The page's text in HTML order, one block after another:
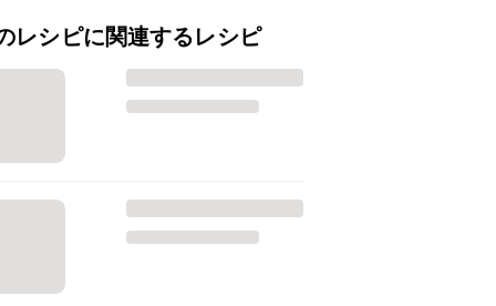
レシピに関連するレシピ